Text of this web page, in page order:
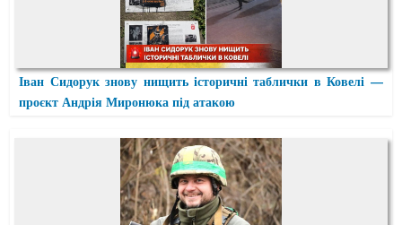
Іван Сидорук знову нищить історичні таблички в Ковелі —
проєкт Андрія Миронюка під атакою